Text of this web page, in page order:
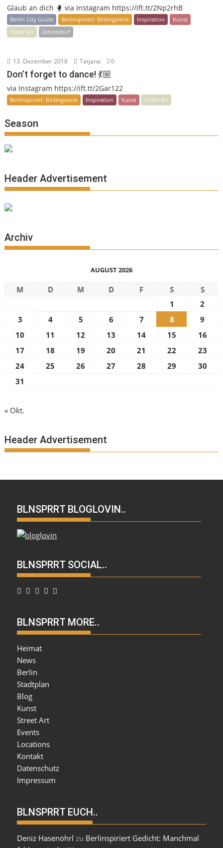
Glaub an dich 🥊 via Instagram https://ift.tt/2Np2rhB
Berlin City Guide Berlinspiriert: Bildergalerie Inspiration
Kunst
Street Art
Zehlendorf
13. Dezember 2018 Tatjana 0
Don’t forget to dance! 💃🏼
via Instagram https://ift.tt/2Gar122
Berlinspiriert: Bildergalerie Inspiration Kunst Street Art
Season
Header Advertisement
Archiv
AUGUST 2026
M D M D F S
S
1
2
3
4 5 6 7 8
9
10
11 12 13 14 15
16
17
18 19 20 21 22
23
24
25 26 27 28 29
30
31
« Okt.
Header Advertisement
BLNSPRRT BLOGLOVIN..
BLNSPRRT SOCIAL..
BLNSPRRT MORE..
Heimat
News
Berlin
Stadtplan
Blog
Kunst
Street Art
Events
Locations
Kontakt
Datenschutz
Impressum
BLNSPRRT EUCH..
Deniz Hasenöhrl zu Berlinspiriert Gedicht: Manchmal